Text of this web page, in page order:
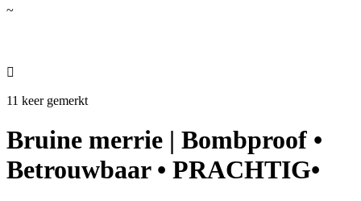
~

11 keer gemerkt
Bruine merrie | Bombproof •
Betrouwbaar • PRACHTIG•